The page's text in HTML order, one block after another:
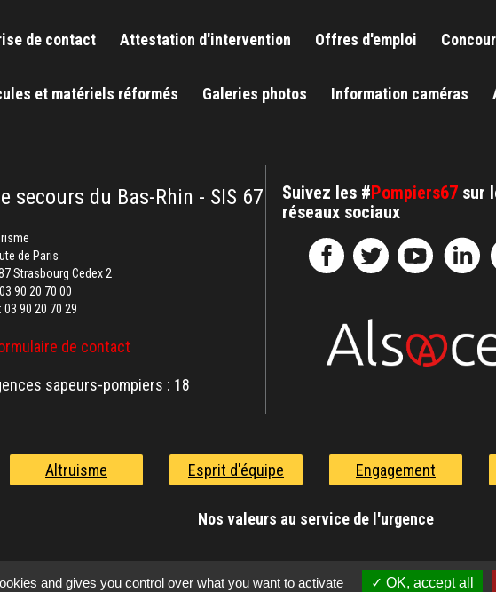
de contact Attestation d'intervention Offres d'emploi
et matériels réformés Galeries photos Information caméras
secours du Bas-Rhin - SIS 67
de Paris
Strasbourg Cedex 2
03 90 20 70 00
03 90 20 70 29
de contact
sapeurs-pompiers : 18
Suivez les #Pompiers67 sur
réseaux sociaux
Altruisme Esprit d'équipe Engagement
Nos valeurs au service de l'urgence
and gives you control over what you want to activate OK, accept all